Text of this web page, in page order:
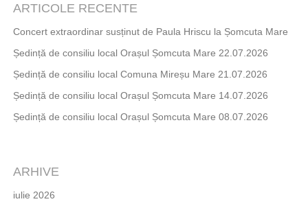
ARTICOLE RECENTE
Concert extraordinar susținut de Paula Hriscu la Șomcuta Mare
Ședință de consiliu local Orașul Șomcuta Mare 22.07.2026
Ședință de consiliu local Comuna Mireșu Mare 21.07.2026
Ședință de consiliu local Orașul Șomcuta Mare 14.07.2026
Ședință de consiliu local Orașul Șomcuta Mare 08.07.2026
ARHIVE
iulie 2026